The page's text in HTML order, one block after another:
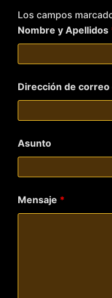
Los campos
Nombre y Apellidos
Dirección de
Asunto
Mensaje *